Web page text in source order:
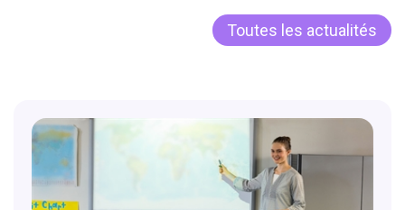
Toutes les actualités